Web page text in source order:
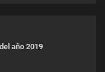
año 2019